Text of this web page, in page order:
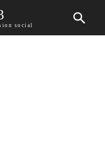
social